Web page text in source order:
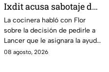
Ixdit acusa sabotaje de
Ramahá en la pasada
gala de salvación de
MasterChef 24/7
La cocinera habló con Flor
sobre la decisión de pedirle a
Lancer que le asignara la ayuda
de Ramahá y no la de Daniela
08 agosto, 2026